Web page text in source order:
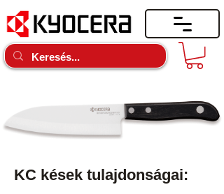
KC kések tulajdonságai: